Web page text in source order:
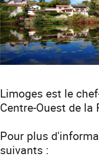
Limoges est le
Centre-Ouest de
Pour plus
suivants :